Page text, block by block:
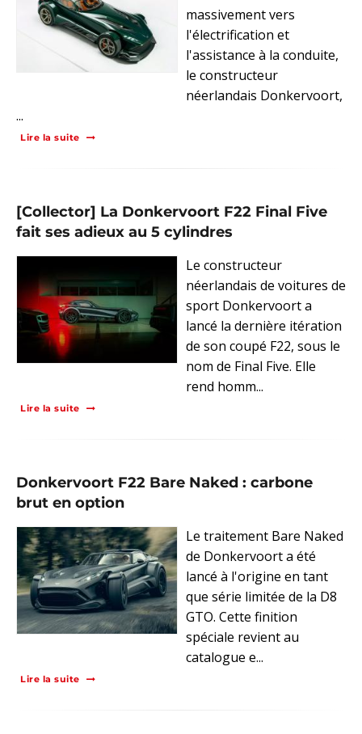
massivement vers
l'électrification et
l'assistance à la conduite,
le constructeur
néerlandais Donkervoort,
...
Lire la suite
[Collector] La Donkervoort F22 Final Five
fait ses adieux au 5 cylindres
Le constructeur
néerlandais de voitures de
sport Donkervoort a
lancé la dernière itération
de son coupé F22, sous le
nom de Final Five. Elle
rend homm...
Lire la suite
Donkervoort F22 Bare Naked : carbone
brut en option
Le traitement Bare Naked
de Donkervoort a été
lancé à l'origine en tant
que série limitée de la D8
GTO. Cette finition
spéciale revient au
catalogue e...
Lire la suite